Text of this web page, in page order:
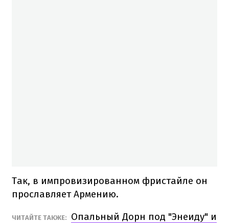
Так, в импровизированном фристайле он
прославляет Армению.
ЧИТАЙТЕ ТАКЖЕ:
Опальный Дорн под "Энеиду" и